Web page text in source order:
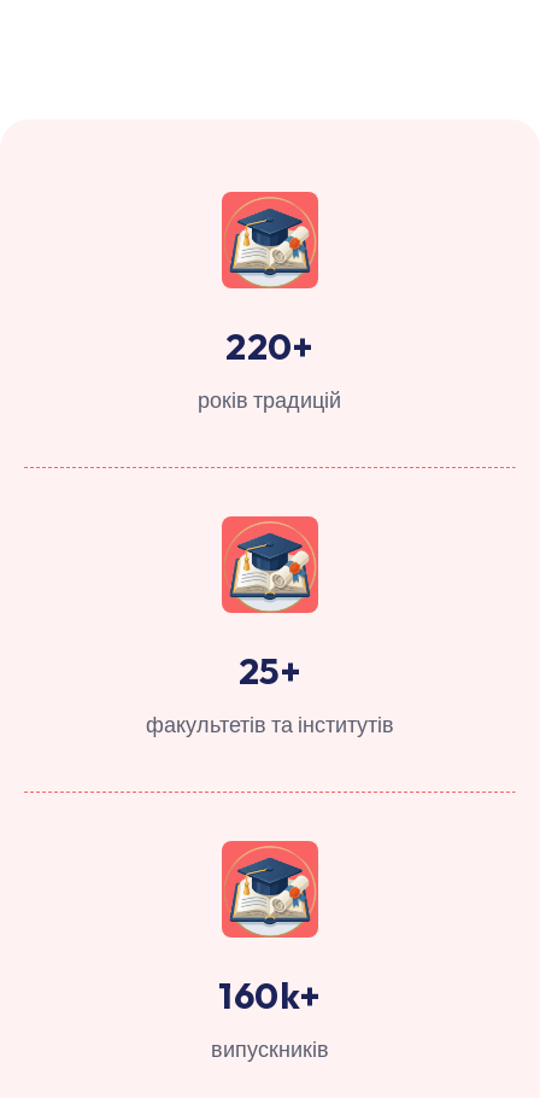
220 +
років традицій
25 +
160k+